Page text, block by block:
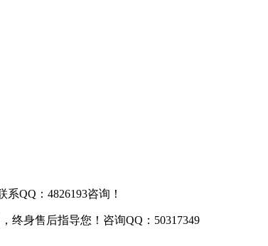
QQ：4826193咨询！
身售后指导您！咨询QQ：50317349